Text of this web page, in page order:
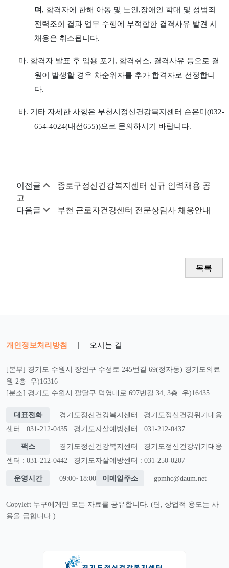
며 , 합격자에 한해 아동 및 노인 ,장애인 학대 및 성범죄
전력조회 결과 업무 수행에 부적합한 결격사유 발견 시
채용은 취소됩니다.
마. 합격자 발표 후 임용 포기 , 합격취소, 결격사유 등으로 결
원이 발생할 경우 차순위자를 추가 합격자로 선정합니
다.
바. 기타 자세한 사항은 부천시정신건강복지센터 손은미 (032-
654-4024(내선655))으로 문의하시기 바랍니다.
이전글
종로구정신건강복지센터 신규 인력채용 공
고
다음글
부천 근로자건강센터 전문상담사 채용안내
목록
개인정보처리방침 | 오시는 길
[본부] 경기도 수원시 장안구 수성로 245번길 69(정자동) 경기도의료
원 2층 우)16316
[분소] 경기도 수원시 팔달구 덕영대로 697번길 34, 3층 우)16435
대표전화
경기도정신건강복지센터 | 경기도정신건강위기대응
센터 : 031-212-0435
경기도자살예방센터 : 031-212-0437
팩스
경기도정신건강복지센터 | 경기도정신건강위기대응
센터 : 031-212-0442
경기도자살예방센터 : 031-250-0207
운영시간 09:00~18:00 이메일주소 gpmhc@daum.net
Copyleft 누구에게만 모든 자료를 공유합니다. (단, 상업적 용도는 사
용을 금합니다.)